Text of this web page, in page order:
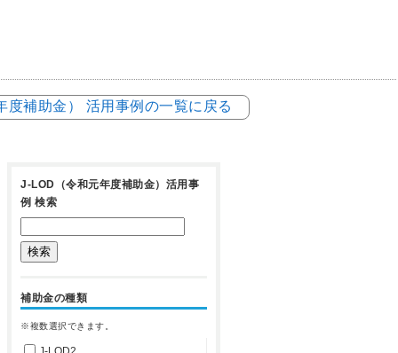
度補助金） 活用事例の一覧に戻る
J-LOD（令和元年度補助金）活用事
例 検索
補助金の種類
※複数選択できます。